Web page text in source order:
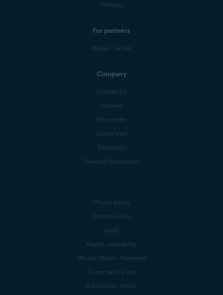
Affiliates
For partners
Mobile Carriers
Company
Contact Us
Careers
Press center
Digital trust
Technology
Research Participation
Privacy policy
Products policy
Legal
Report vulnerability
Modern Slavery Statement
Do not sell my info
Subscription details